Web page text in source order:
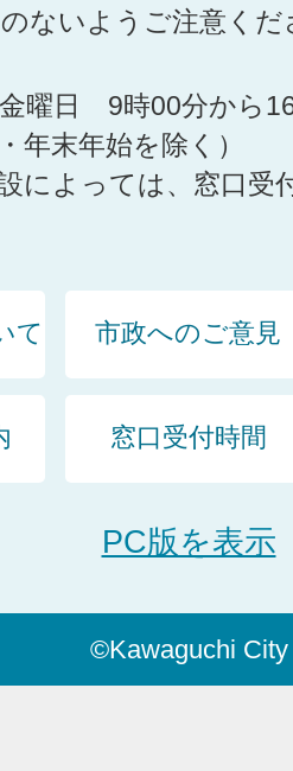
ないようご注意くだ
金曜日 9時00分から
年末年始を除く）
によっては、窓口受
て 市政へのご意見
窓口受付時間
PC版を表示
©Kawaguchi City